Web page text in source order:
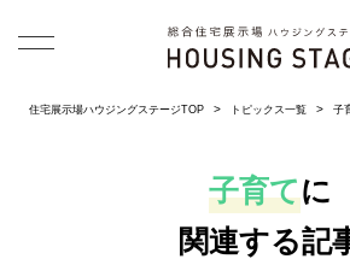
住宅展示場ハウジングステージTOP トピックス一覧 子
子育てに
関連する記